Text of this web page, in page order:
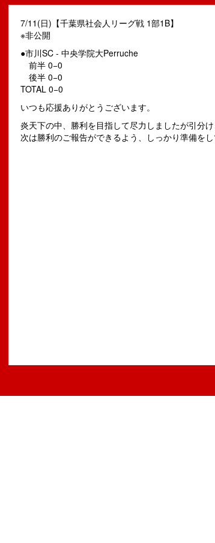
7/11(日)【千葉県社会人リーグ戦 1部1B】
※非公開
●市川SC - 中央学院大Perruche
前半 0−0
後半 0−0
TOTAL 0−0
いつも応援ありがとうございます。
炎天下の中、勝利を目指して尽力しましたが引分け
次は勝利のご報告ができるよう、しっかり準備をし